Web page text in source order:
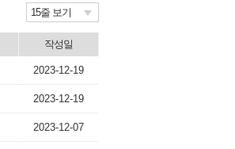
15줄 보기
작성일
2023-12-19
2023-12-19
2023-12-07